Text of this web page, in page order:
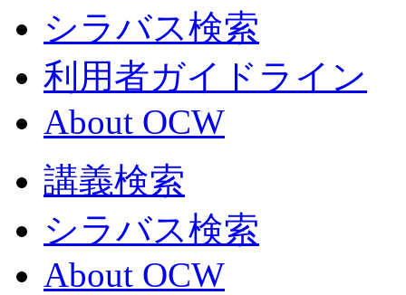
シラバス検索
利用者ガイドライン
About OCW
講義検索
シラバス検索
About OCW